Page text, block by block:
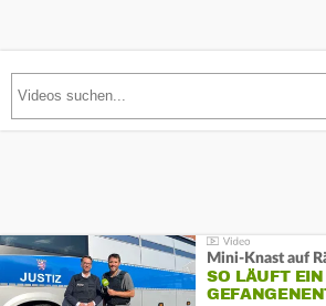
Mini-Knast auf
SO LÄUFT EIN